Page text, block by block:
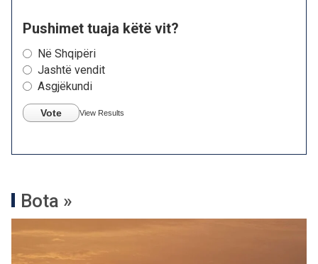
Pushimet tuaja këtë vit?
Në Shqipëri
Jashtë vendit
Asgjëkundi
Vote View Results
Bota »